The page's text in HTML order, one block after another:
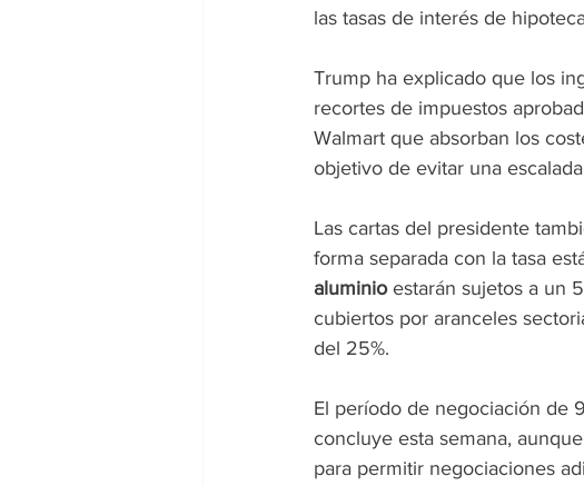
las tasas de interés de
Trump ha explicado que los
recortes de impuestos
Walmart que absorban los
objetivo de evitar una
Las cartas del presidente
forma separada con la tasa
aluminio estarán sujetos a un
cubiertos por aranceles
del 25%.
El período de negociación de
concluye esta semana,
para permitir negociaciones